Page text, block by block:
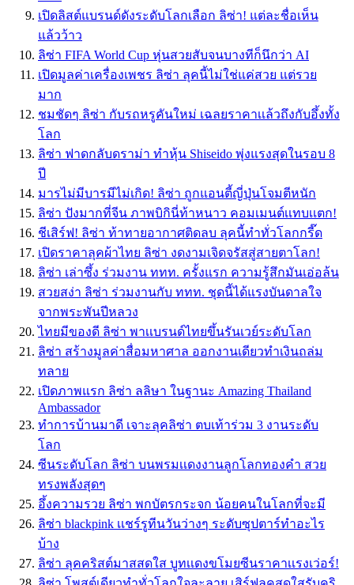
เปิดลิสต์แบรนด์ดังระดับโลกเลือก ลิซ่า! แต่ละชื่อเห็น
แล้วว้าว
ลิซ่า FIFA World Cup หุ่นสวยสับจนบางทีก็นึกว่า AI
เปิดมูลค่าเครื่องเพชร ลิซ่า ลุคนี้ไม่ใช่แค่สวย แต่รวย
มาก
ชมชัดๆ ลิซ่า กับรถหรูคันใหม่ เฉลยราคาเเล้วถึงกับอึ้งทั้ง
โลก
ลิซ่า ฟาดกลับดราม่า ทำหุ้น Shiseido พุ่งแรงสุดในรอบ 8
ปี
มารไม่มีบารมีไม่เกิด! ลิซ่า ถูกแอนตี้ญี่ปุ่นโจมตีหนัก
ลิซ่า ปังมากที่จีน ภาพบิกินี่ท้าหนาว คอมเมนต์เเทบเเตก!
ชีเสิร์ฟ! ลิซ่า ท้าทายอากาศติดลบ ลุคนี้ทำทั่วโลกกรี๊ด
เปิดราคาลุคผ้าไทย ลิซ่า งดงามเจิดจรัสสู่สายตาโลก!
ลิซ่า เล่าซึ้ง ร่วมงาน ททท. ครั้งแรก ความรู้สึกมันเอ่อล้น
สวยสง่า ลิซ่า ร่วมงานกับ ททท. ชุดนี้ได้แรงบันดาลใจ
จากพระพันปีหลวง
ไทยมีของดี ลิซ่า พาเเบรนด์ไทยขึ้นรันเวย์ระดับโลก
ลิซ่า สร้างมูลค่าสื่อมหาศาล ออกงานเดียวทำเงินถล่ม
ทลาย
เปิดภาพแรก ลิซ่า ลลิษา ในฐานะ Amazing Thailand
Ambassador
ทำการบ้านมาดี เจาะลุคลิซ่า ตบเท้าร่วม 3 งานระดับ
โลก
ซีนระดับโลก ลิซ่า บนพรมเเดงงานลูกโลกทองคำ สวย
ทรงพลังสุดๆ
อึ้งความรวย ลิซ่า พกบัตรกระจก น้อยคนในโลกที่จะมี
ลิซ่า blackpink เเชร์รูทีนวันว่างๆ ระดับซุปตาร์ทำอะไร
บ้าง
ลิซ่า ลุคคริสต์มาสสดใส บูทเเดงขโมยซีนราคาเเรงเว่อร์!